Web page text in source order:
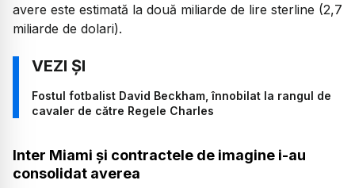
avere este estimată la două miliarde de lire sterline (2,7
miliarde de dolari).
Fostul fotbalist David Beckham, înnobilat la rangul de
cavaler de către Regele Charles
Inter Miami și contractele de imagine i-au
consolidat averea